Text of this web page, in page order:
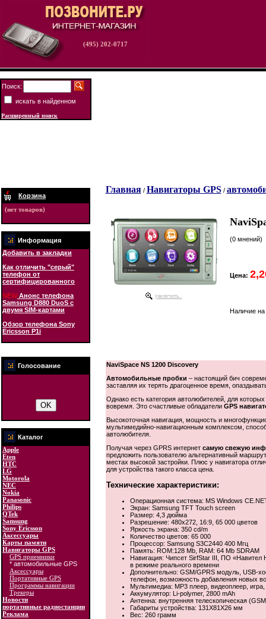
(495) 202-0717
Поиск:
искать в найденном
Расширенный поиск
Корзина
(нет товаров)
Информация
Добавить в закладки
Как отличить "серый"
телефон от
сертифицированного
NEWАнонс телефона
Samsung D880 DuoS с
двумя SIM-картами
Обзор телефона Sony
Ericsson P1i
Голосование
Каталог
Apple
Eten
HTC
LG
Motorola
NEC
Nokia
Panasonic
Philips
QTek
Samsung
Sony Ericsson
Аксессуары
Карты памяти
Навигаторы GPS
GPS приемники
* автомобильные GPS
Аксессуары
Портативные GPS
Программы навигации
Трекеры
Новости
портативные радиостанции
Реклама
Главная/ Навигаторы GPS/
увеличить...
(0 мнений)
Цена:
Наличие
NaviSpace NS 1200 Discovery
Автомобильные пробки – настоящий бич
заставляя их терять драгоценное время,
Однако есть категория автолюбителей, для
вовремя. Это счастливые обладатели GPS
Высокоточная навигация, мощность и
мультимедийно-навигационным комплексом,
автолюбителя.
Получая через GPRS интернет самую свежую
предложить пользователю альтернативный
местах высокой застройки. Плюс у навигатора
для устройства такого класса цена.
Технические характеристики:
Операционная система: MS Windows
Экран: Samsung TFT Touch screen
Размер: 4,3 дюйма
Разрешение: 480х272, 16:9, 65 000 цветов
Яркость экрана: 350 cd/m
Количество цветов: 65 000
Процессор: Samsung S3C2440 400 Мгц
Память: ROM:128 Mb, RAM: 64 Mb SDRAM
Навигация: Чипсет SirfStar III, ПО «Навител
в режиме реального времени
Дополнительно: GSM/GPRS модуль, USB-
телефон, возможность добавления новых
Мультимедиа: MP3 плеер, видеоплеер,
Аккумулятор: Li-polymer, 2800 mAh
Антенна: внутренняя телескопическая
Габариты устройства: 131Х81Х26 мм
Вес: 260 грамм